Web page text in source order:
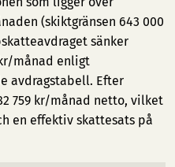
(skiktgränsen 643 000
sänker
månad enligt
avdragstabell. Efter
759 kr/månad netto, vilket
en effektiv skattesats på